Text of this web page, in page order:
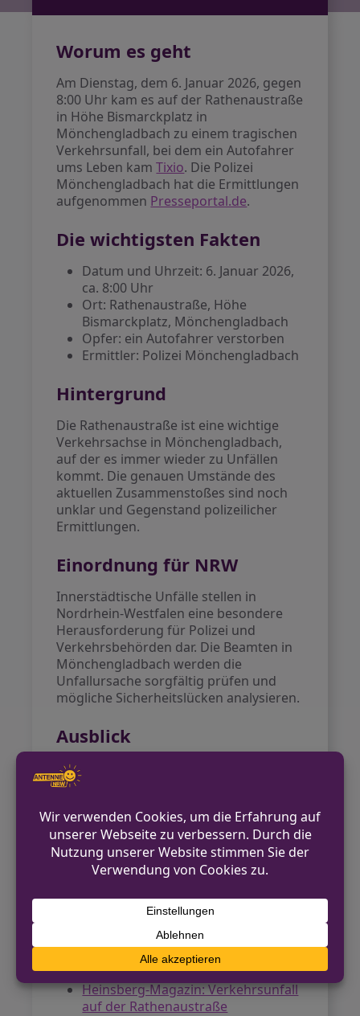
Worum es geht
Am Dienstag, dem 6. Januar 2026, gegen
8:00 Uhr kam es auf der Rathenaustraße
in Höhe Bismarckplatz in
Mönchengladbach zu einem tragischen
Verkehrsunfall, bei dem ein Autofahrer
ums Leben kamTixio. Die Polizei
Mönchengladbach hat die Ermittlungen
aufgenommen Presseportal.de.
Die wichtigsten Fakten
Datum und Uhrzeit: 6. Januar 2026,
ca. 8:00 Uhr
Ort: Rathenaustraße, Höhe
Bismarckplatz, Mönchengladbach
Opfer: ein Autofahrer verstorben
Ermittler: Polizei Mönchengladbach
Hintergrund
Die Rathenaustraße ist eine wichtige
Verkehrsachse in Mönchengladbach,
auf der es immer wieder zu Unfällen
kommt. Die genauen Umstände des
aktuellen Zusammenstoßes sind noch
unklar und Gegenstand polizeilicher
Ermittlungen.
Einordnung für NRW
Innerstädtische Unfälle stellen in
Nordrhein-Westfalen eine besondere
Herausforderung für Polizei und
Verkehrsbehörden dar. Die Beamten in
Mönchengladbach werden die
Unfallursache sorgfältig prüfen und
mögliche Sicherheitslücken analysieren.
Ausblick
Die Ermittlungen der Polizei dauern an.
Sobald weitere Erkenntnisse zur
Mönchengladbach darüber informieren.
Mit möglichen
Verkehrsbeeinträchtigungen im Bereich
Bismarckplatz ist weiterhin zu rechnen.
Quellen
Presseportal: Verkehrsunfall auf
der Rathenaustraße
Tixio: Autofahrer stirbt nach Unfall
Heinsberg-Magazin: Verkehrsunfall
auf der Rathenaustraße